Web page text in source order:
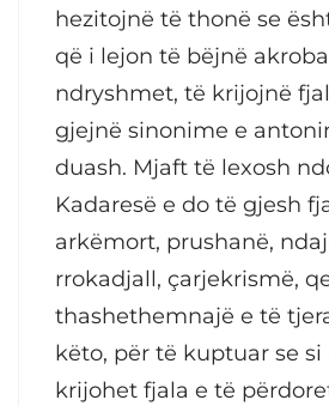
hezitojnë të thonë se
që i lejon të bëjnë
ndryshmet, të krijojnë
gjejnë sinonime e
duash. Mjaft të lexosh
Kadaresë e do të gjesh
arkëmort, prushanë,
rrokadjall, çarjekrismë,
thashethemnajë e të
këto, për të kuptuar se
krijohet fjala e të